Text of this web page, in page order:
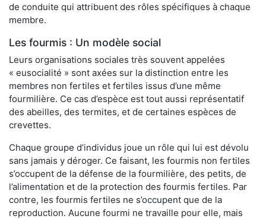
de conduite qui attribuent des rôles spécifiques à chaque
membre.
Les fourmis : Un modèle social
Leurs organisations sociales très souvent appelées
« eusocialité » sont axées sur la distinction entre les
membres non fertiles et fertiles issus d’une même
fourmilière. Ce cas d’espèce est tout aussi représentatif
des abeilles, des termites, et de certaines espèces de
crevettes.
Chaque groupe d’individus joue un rôle qui lui est dévolu
sans jamais y déroger. Ce faisant, les fourmis non fertiles
s’occupent de la défense de la fourmilière, des petits, de
l’alimentation et de la protection des fourmis fertiles. Par
contre, les fourmis fertiles ne s’occupent que de la
reproduction. Aucune fourmi ne travaille pour elle, mais